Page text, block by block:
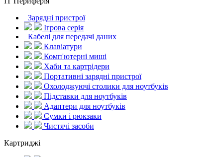
Зарядні пристрої
Ігрова серія
Кабелі для передачі даних
Клавіатури
Комп'ютерні миші
Хаби та картрідери
Портативні зарядні пристрої
Охолоджуючі столики для ноутбуків
Підставки для ноутбуків
Адаптери для ноутбуків
Сумки і рюкзаки
Чистячі засоби
Картриджі